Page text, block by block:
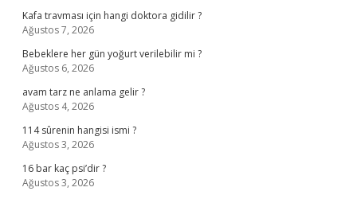
Kafa travması için hangi doktora gidilir ?
Ağustos 7, 2026
Bebeklere her gün yoğurt verilebilir mi ?
Ağustos 6, 2026
avam tarz ne anlama gelir ?
Ağustos 4, 2026
114 sûrenin hangisi ismi ?
Ağustos 3, 2026
16 bar kaç psi’dir ?
Ağustos 3, 2026